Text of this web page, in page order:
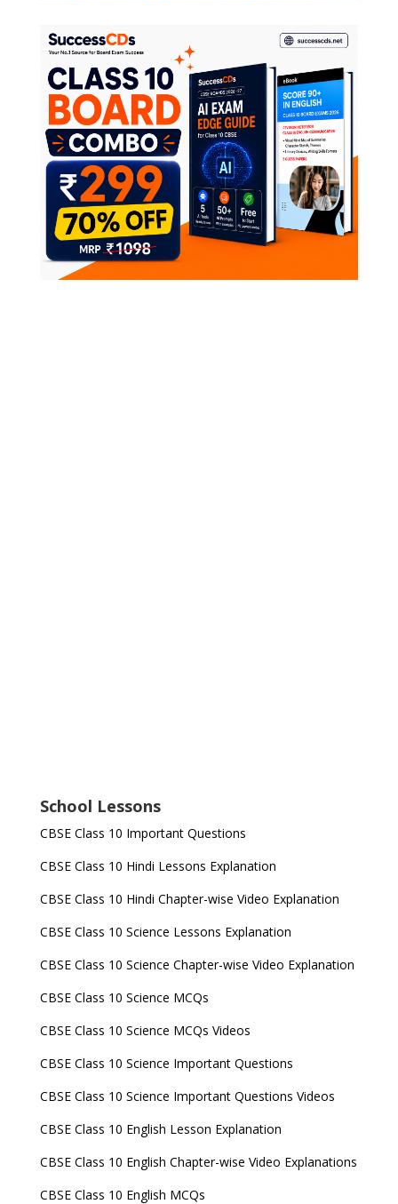
School Lessons
CBSE Class 10 Important Questions
CBSE Class 10 Hindi Lessons Explanation
CBSE Class 10 Hindi Chapter-wise Video Explanation
CBSE Class 10 Science Lessons Explanation
CBSE Class 10 Science Chapter-wise Video Explanation
CBSE Class 10 Science MCQs
CBSE Class 10 Science MCQs Videos
CBSE Class 10 Science Important Questions
CBSE Class 10 Science Important Questions Videos
CBSE Class 10 English Lesson Explanation
CBSE Class 10 English Chapter-wise Video Explanations
CBSE Class 10 English MCQs